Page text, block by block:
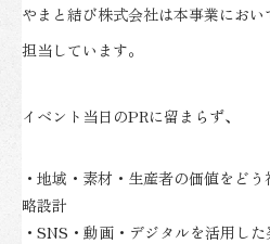
やまと結び株式会社は本事業にお
担当しています。
イベント当日のPRに留まらず、
・地域・素材・生産者の価値をど
略設計
・SNS・動画・デジタルを活用し